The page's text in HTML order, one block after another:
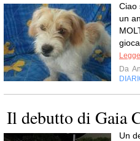
Ciao
un
Da
Il debutto di Gaia
Un